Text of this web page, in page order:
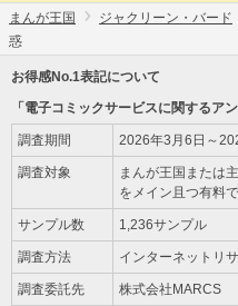
まんが王国 ジャクリーン・バード
惑
お得感No.1表記について
「電子コミックサービスに関するアン
調査期間 2026年3月6日～
調査対象
まんが王国または
をメイン且つ有料
サンプル数 1,236サンプル
調査方法 インターネットリ
調査委託先 株式会社MARCS